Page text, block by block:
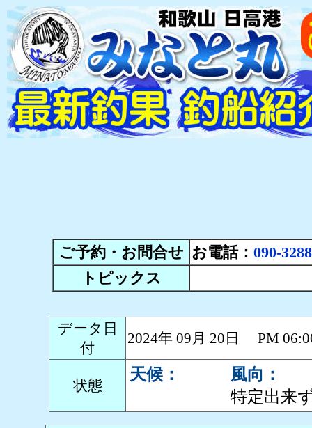
ご予約・お問合せ お電話： 090-
トピックス
データ日
付
2024年 09月 20日 PM
状態
天候：
風向：
特定出来